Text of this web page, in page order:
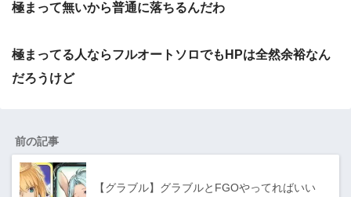
極まって無いから普通に落ちるんだわ
極まってる人ならフルオートソロでもHPは全然余裕なん
だろうけど
前の記事
【グラブル】グラブルとFGOやってればいい